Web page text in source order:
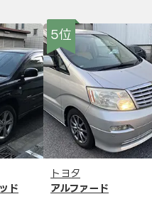
ド
5位
トヨタ
アルファード